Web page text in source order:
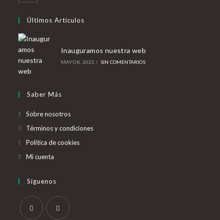
Últimos Artículos
Inauguramos nuestra web
MAYO 8, 2022 / SIN COMENTARIOS
Saber Más
Sobre nosotros
Términos y condiciones
Política de cookies
Mi cuenta
Síguenos